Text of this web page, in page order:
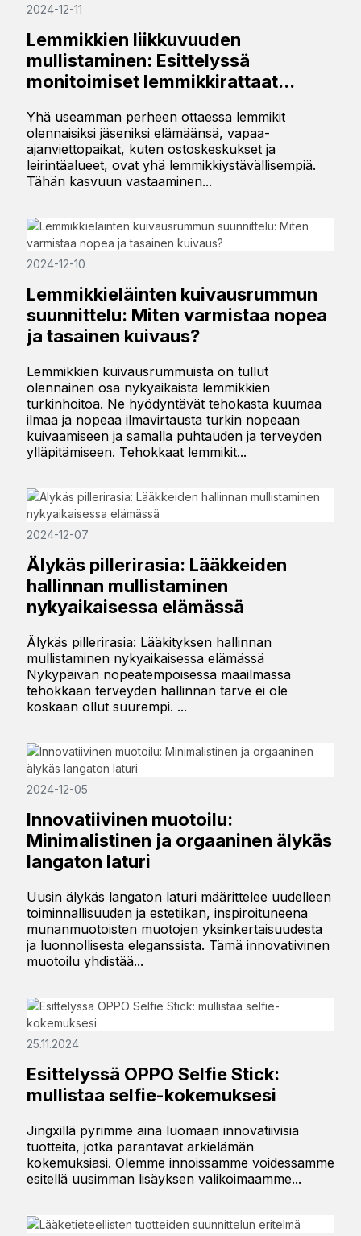
2024-12-11
Lemmikkien liikkuvuuden
mullistaminen: Esittelyssä
monitoimiset lemmikkirattaat...
Yhä useamman perheen ottaessa lemmikit
olennaisiksi jäseniksi elämäänsä, vapaa-
ajanviettopaikat, kuten ostoskeskukset ja
leirintäalueet, ovat yhä lemmikkiystävällisempiä.
Tähän kasvuun vastaaminen...
2024-12-10
Lemmikkieläinten kuivausrummun
suunnittelu: Miten varmistaa nopea
ja tasainen kuivaus?
Lemmikkien kuivausrummuista on tullut
olennainen osa nykyaikaista lemmikkien
turkinhoitoa. Ne hyödyntävät tehokasta kuumaa
ilmaa ja nopeaa ilmavirtausta turkin nopeaan
kuivaamiseen ja samalla puhtauden ja terveyden
ylläpitämiseen. Tehokkaat lemmikit...
2024-12-07
Älykäs pillerirasia: Lääkkeiden
hallinnan mullistaminen
nykyaikaisessa elämässä
Älykäs pillerirasia: Lääkityksen hallinnan
mullistaminen nykyaikaisessa elämässä
Nykypäivän nopeatempoisessa maailmassa
tehokkaan terveyden hallinnan tarve ei ole
koskaan ollut suurempi. ...
2024-12-05
Innovatiivinen muotoilu:
Minimalistinen ja orgaaninen älykäs
langaton laturi
Uusin älykäs langaton laturi määrittelee uudelleen
toiminnallisuuden ja estetiikan, inspiroituneena
munanmuotoisten muotojen yksinkertaisuudesta
ja luonnollisesta eleganssista. Tämä innovatiivinen
muotoilu yhdistää...
25.11.2024
Esittelyssä OPPO Selfie Stick:
mullistaa selfie-kokemuksesi
Jingxillä pyrimme aina luomaan innovatiivisia
tuotteita, jotka parantavat arkielämän
kokemuksiasi. Olemme innoissamme voidessamme
esitellä uusimman lisäyksen valikoimaamme...